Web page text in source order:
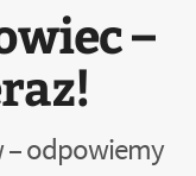
–
– odpowiemy